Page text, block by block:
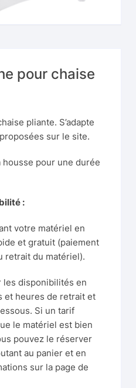
pour chaise
pliante. S’adapte
sur le site.
pour une durée
:
votre matériel en
et gratuit (paiement
retrait du matériel).
les disponibilités en
et heures de retrait et
Si un tarif
le matériel est bien
pouvez le réserver
au panier et en
sur la page de